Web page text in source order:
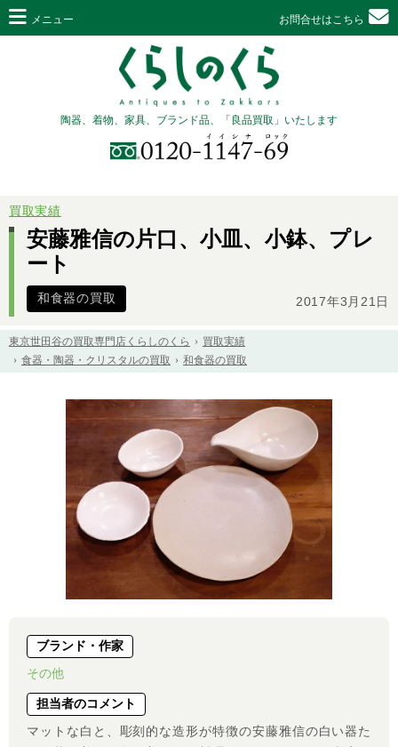
メニュー お問合せはこちら
陶器、着物、家具、ブランド品、「良品買取」いたします
買取実績
安藤雅信の片口、小皿、小鉢、プレ
ート
和食器の買取 2017年3月21日
東京世田谷の買取専門店くらしのくら
買取実績
食器・陶器・クリスタルの買取
和食器の買取
ブランド・作家
その他
担当者のコメント
マットな白と、彫刻的な造形が特徴の安藤雅信の白い器た